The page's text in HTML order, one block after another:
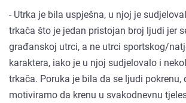
- Utrka je bila uspješna, u njoj je
trkača što je jedan pristojan broj ljudi jer
građanskoj utrci, a ne utrci sportskog/
karaktera, iako je u njoj sudjelovalo i
trkača. Poruka je bila da se ljudi pokrenu,
motiviramo da krenu u svakodnevnu